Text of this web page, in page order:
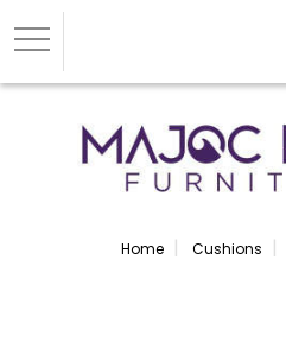
Home Cushions